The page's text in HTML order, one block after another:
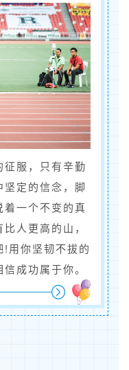
服，只有辛勤
定的信念，脚
一个不变的真
人更高的山，
用你坚韧不拔的
成功属于你。